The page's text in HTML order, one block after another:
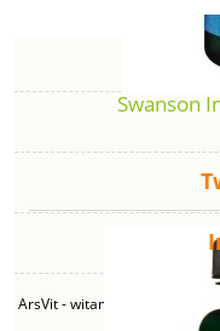
Swanson
ArsVit - witaminyswanson.pl |
NIP: